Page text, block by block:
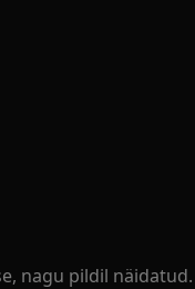
nagu pildil näidatud.